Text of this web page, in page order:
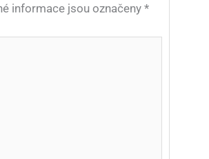
informace jsou označeny*